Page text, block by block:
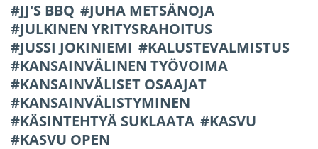
JJ'S BBQ
JUHA METSÄNOJA
JULKINEN YRITYSRAHOITUS
JUSSI JOKINIEMI
KALUSTEVALMISTUS
KANSAINVÄLINEN TYÖVOIMA
KANSAINVÄLISET OSAAJAT
KANSAINVÄLISTYMINEN
KÄSINTEHTYÄ SUKLAATA
KASVU
KASVU OPEN